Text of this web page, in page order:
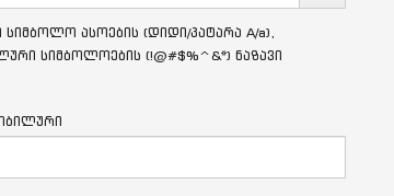
სიმბოლო ასოების (დიდი/პატარა A/a),
სიმბოლოების (!@#$%^&*) ნაზავი